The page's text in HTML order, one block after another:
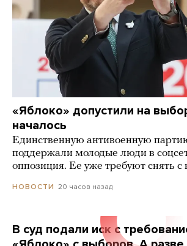
«Яблоко» допустили на
началось
Единственную антивоенную
поддержали молодые люди в
оппозиция. Ее уже требуют снять с
НОВОСТИ 20 часов назад
В суд подали иск с